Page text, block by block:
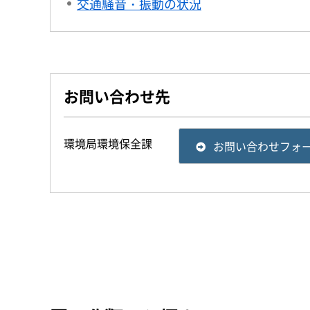
お問い合わせ先
環境局環境保全課 お問い合わせフォ